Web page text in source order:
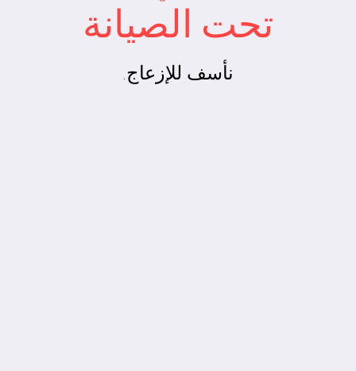
تحت الصيانة
نأسف للإزعاج.